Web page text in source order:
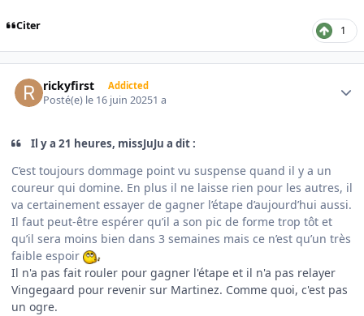
Citer 1
rickyfirst Addicted
Posté(e) le 16 juin 20251 a
Il y a 21 heures, missJuJu a dit :
C’est toujours dommage point vu suspense quand il y a un
coureur qui domine. En plus il ne laisse rien pour les autres, il
va certainement essayer de gagner l’étape d’aujourd’hui aussi.
Il faut peut-être espérer qu’il a son pic de forme trop tôt et
qu’il sera moins bien dans 3 semaines mais ce n’est qu’un très
faible espoir
Il n'a pas fait rouler pour gagner l'étape et il n'a pas relayer
Vingegaard pour revenir sur Martinez. Comme quoi, c'est pas
un ogre.